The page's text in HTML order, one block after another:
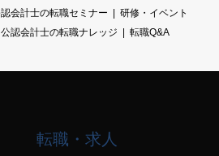
会計士の転職セミナー
研修・イベント
公認会計士の転職ナレッジ 転職Q&A
転職・求人